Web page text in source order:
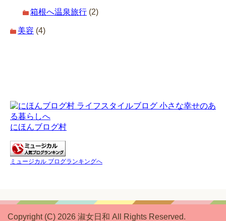
箱根へ温泉旅行 (2)
美容 (4)
にほんブログ村
ミュージカル ブログランキングへ
Copyright (C) 2026 淑女日和 All Rights Reserved.